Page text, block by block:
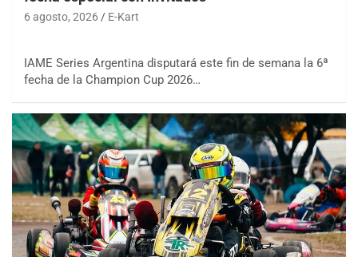
6 agosto, 2026 E-Kart
IAME Series Argentina disputará este fin de semana la 6ª
fecha de la Champion Cup 2026…